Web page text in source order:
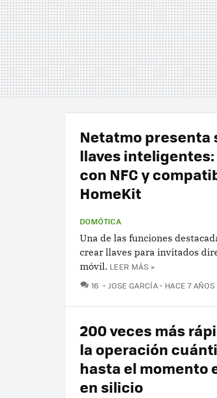
Netatmo presenta
llaves
con NFC y
HomeKit
DOMÓTICA
Una de las funciones
crear llaves para invitados
móvil. LEER MÁS »
16 COMENTARIOS
JOSE GARCÍA HACE 7 AÑOS
200 veces más
la operación
hasta el momento
en silicio